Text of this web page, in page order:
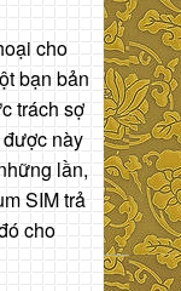
cho
bạn bản
trách sợ
này
lần,
SIM trả
cho